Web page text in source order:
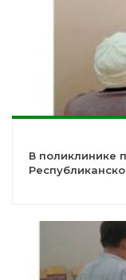
В поликлинике